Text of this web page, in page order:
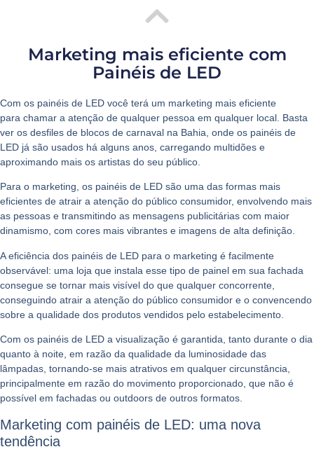
Marketing mais eficiente com
Painéis de LED
Com os painéis de LED você terá um marketing mais eficiente
para chamar a atenção de qualquer pessoa em qualquer local. Basta
ver os desfiles de blocos de carnaval na Bahia, onde os painéis de
LED já são usados há alguns anos, carregando multidões e
aproximando mais os artistas do seu público.
Para o marketing, os painéis de LED são uma das formas mais
eficientes de atrair a atenção do público consumidor, envolvendo mais
as pessoas e transmitindo as mensagens publicitárias com maior
dinamismo, com cores mais vibrantes e imagens de alta definição.
A eficiência dos painéis de LED para o marketing é facilmente
observável: uma loja que instala esse tipo de painel em sua fachada
consegue se tornar mais visível do que qualquer concorrente,
conseguindo atrair a atenção do público consumidor e o convencendo
sobre a qualidade dos produtos vendidos pelo estabelecimento.
Com os painéis de LED a visualização é garantida, tanto durante o dia
quanto à noite, em razão da qualidade da luminosidade das
lâmpadas, tornando-se mais atrativos em qualquer circunstância,
principalmente em razão do movimento proporcionado, que não é
possível em fachadas ou outdoors de outros formatos.
Marketing com painéis de LED: uma nova
tendência